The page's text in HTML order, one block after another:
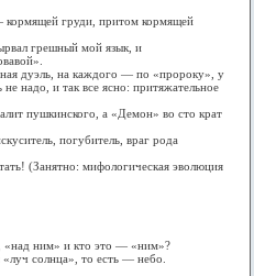
груди, притом кормящей
грешный мой язык, и
дуэль, на каждого — по «пророку», у
надо, и так все ясно: притяжательное
пушкинского, а «Демон» во сто крат
погубитель, враг рода
(Занятно: мифологическая эволюция
ним» и кто это — «ним»?
солнца», то есть — небо.